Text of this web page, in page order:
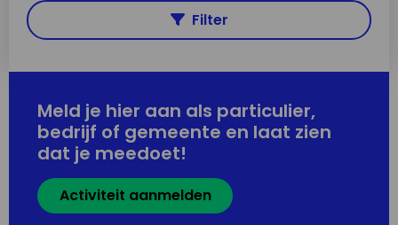
Filter
Meld je hier aan als particulier,
bedrijf of gemeente en laat zien
dat je meedoet!
Activiteit aanmelden